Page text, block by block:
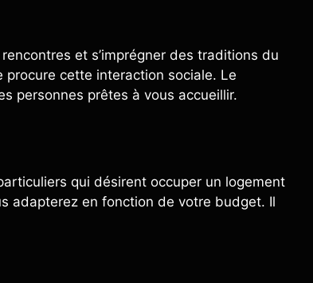
et s’imprégner des traditions du
procure cette interaction sociale. Le
personnes prêtes à vous accueillir.
qui désirent occuper un logement
adapterez en fonction de votre budget. Il